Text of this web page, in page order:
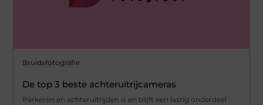
Bruidsfotografie
De top 3 beste achteruitrijcameras
Parkeren en achteruitrijden is en blijft een lastig onderdeel